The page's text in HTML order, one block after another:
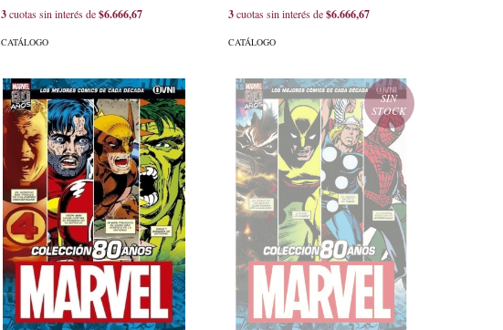
3cuotas sin interés de$6.666,67
CATÁLOGO
3cuotas sin interés de$6.666,67
CATÁLOGO
SIN
STOCK